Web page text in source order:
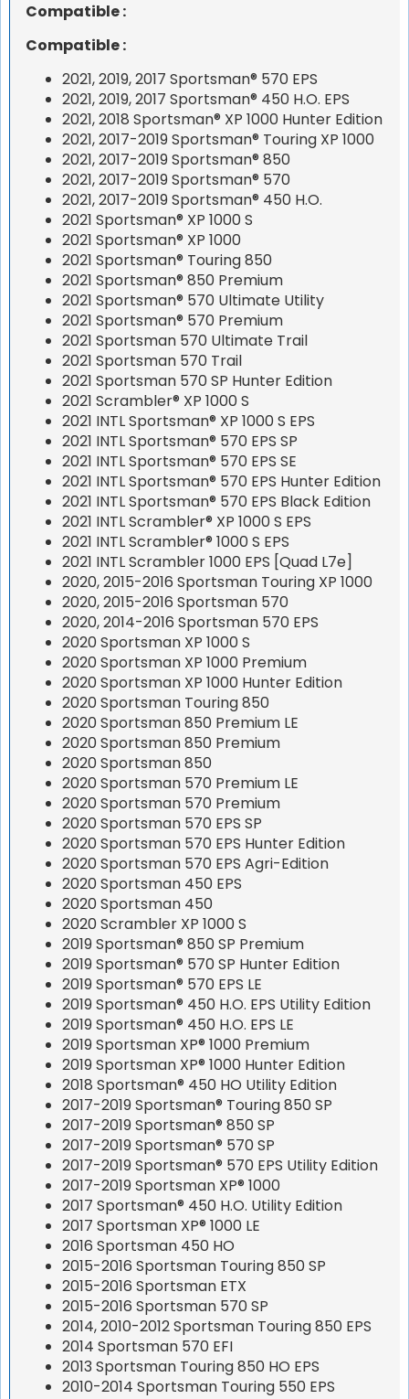
Compatible :
Compatible :
2021, 2019, 2017 Sportsman® 570 EPS
2021, 2019, 2017 Sportsman® 450 H.O. EPS
2021, 2018 Sportsman® XP 1000 Hunter Edition
2021, 2017-2019 Sportsman® Touring XP 1000
2021, 2017-2019 Sportsman® 850
2021, 2017-2019 Sportsman® 570
2021, 2017-2019 Sportsman® 450 H.O.
2021 Sportsman® XP 1000 S
2021 Sportsman® XP 1000
2021 Sportsman® Touring 850
2021 Sportsman® 850 Premium
2021 Sportsman® 570 Ultimate Utility
2021 Sportsman® 570 Premium
2021 Sportsman 570 Ultimate Trail
2021 Sportsman 570 Trail
2021 Sportsman 570 SP Hunter Edition
2021 Scrambler® XP 1000 S
2021 INTL Sportsman® XP 1000 S EPS
2021 INTL Sportsman® 570 EPS SP
2021 INTL Sportsman® 570 EPS SE
2021 INTL Sportsman® 570 EPS Hunter Edition
2021 INTL Sportsman® 570 EPS Black Edition
2021 INTL Scrambler® XP 1000 S EPS
2021 INTL Scrambler® 1000 S EPS
2021 INTL Scrambler 1000 EPS [Quad L7e]
2020, 2015-2016 Sportsman Touring XP 1000
2020, 2015-2016 Sportsman 570
2020, 2014-2016 Sportsman 570 EPS
2020 Sportsman XP 1000 S
2020 Sportsman XP 1000 Premium
2020 Sportsman XP 1000 Hunter Edition
2020 Sportsman Touring 850
2020 Sportsman 850 Premium LE
2020 Sportsman 850 Premium
2020 Sportsman 850
2020 Sportsman 570 Premium LE
2020 Sportsman 570 Premium
2020 Sportsman 570 EPS SP
2020 Sportsman 570 EPS Hunter Edition
2020 Sportsman 570 EPS Agri-Edition
2020 Sportsman 450 EPS
2020 Sportsman 450
2020 Scrambler XP 1000 S
2019 Sportsman® 850 SP Premium
2019 Sportsman® 570 SP Hunter Edition
2019 Sportsman® 570 EPS LE
2019 Sportsman® 450 H.O. EPS Utility Edition
2019 Sportsman® 450 H.O. EPS LE
2019 Sportsman XP® 1000 Premium
2019 Sportsman XP® 1000 Hunter Edition
2018 Sportsman® 450 HO Utility Edition
2017-2019 Sportsman® Touring 850 SP
2017-2019 Sportsman® 850 SP
2017-2019 Sportsman® 570 SP
2017-2019 Sportsman® 570 EPS Utility Edition
2017-2019 Sportsman XP® 1000
2017 Sportsman® 450 H.O. Utility Edition
2017 Sportsman XP® 1000 LE
2016 Sportsman 450 HO
2015-2016 Sportsman Touring 850 SP
2015-2016 Sportsman ETX
2015-2016 Sportsman 570 SP
2014, 2010-2012 Sportsman Touring 850 EPS
2014 Sportsman 570 EFI
2013 Sportsman Touring 850 HO EPS
2010-2014 Sportsman Touring 550 EPS